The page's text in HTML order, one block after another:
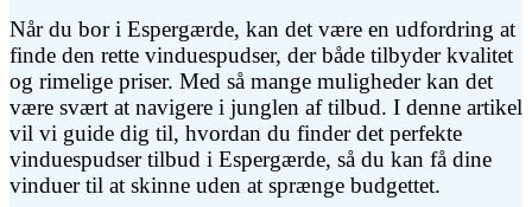
Når du bor i Espergærde, kan det være en udfordring at
finde den rette vinduespudser, der både tilbyder kvalitet
og rimelige priser. Med så mange muligheder kan det
være svært at navigere i junglen af tilbud. I denne artikel
vil vi guide dig til, hvordan du finder det perfekte
vinduespudser tilbud i Espergærde, så du kan få dine
vinduer til at skinne uden at sprænge budgettet.